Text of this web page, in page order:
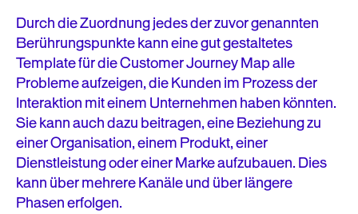
Durch die Zuordnung jedes der zuvor genannten
Berührungspunkte kann eine gut gestaltetes
Template für die Customer Journey Map alle
Probleme aufzeigen, die Kunden im Prozess der
Interaktion mit einem Unternehmen haben könnten.
Sie kann auch dazu beitragen, eine Beziehung zu
einer Organisation, einem Produkt, einer
Dienstleistung oder einer Marke aufzubauen. Dies
kann über mehrere Kanäle und über längere
Phasen erfolgen.